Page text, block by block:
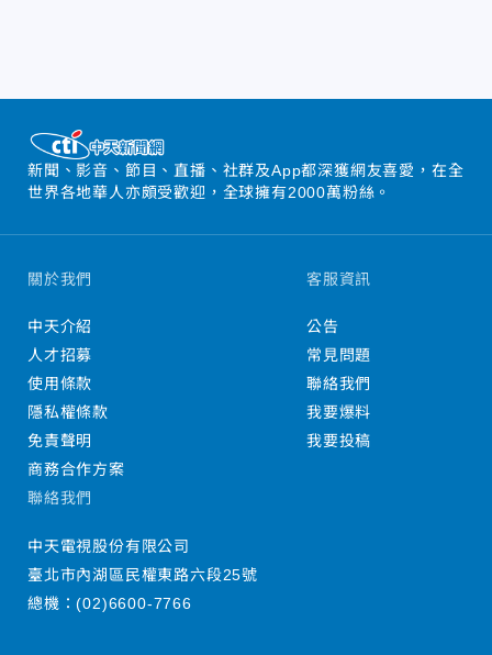
新聞、影音、節目、直播、社群及App都深獲網友喜愛，在全
世界各地華人亦頗受歡迎，全球擁有2000萬粉絲。
關於我們
中天介紹
人才招募
使用條款
隱私權條款
免責聲明
商務合作方案
客服資訊
公告
常見問題
聯絡我們
我要爆料
我要投稿
聯絡我們
中天電視股份有限公司
臺北市內湖區民權東路六段25號
總機：(02)6600-7766